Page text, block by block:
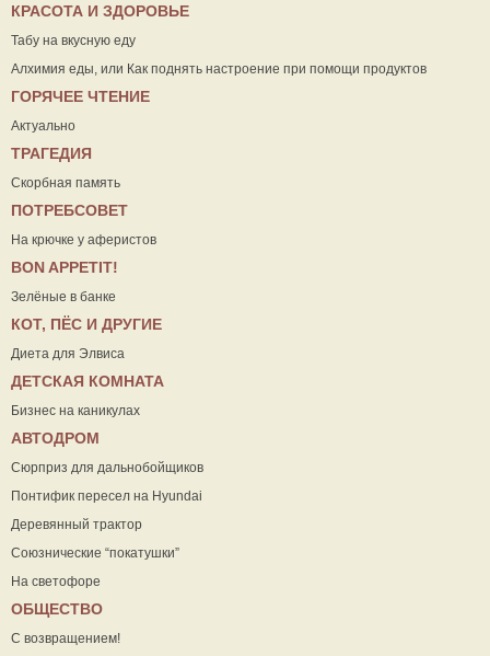
КРАСОТА И ЗДОРОВЬЕ
Табу на вкусную еду
Алхимия еды, или Как поднять настроение при помощи продуктов
ГОРЯЧЕЕ ЧТЕНИЕ
Актуально
ТРАГЕДИЯ
Скорбная память
ПОТРЕБСОВЕТ
На крючке у аферистов
ВON APPETIT!
Зелёные в банке
КОТ, ПЁС И ДРУГИЕ
Диета для Элвиса
ДЕТСКАЯ КОМНАТА
Бизнес на каникулах
АВТОДРОМ
Сюрприз для дальнобойщиков
Понтифик пересел на Hyundai
Деревянный трактор
Союзнические “покатушки”
На светофоре
ОБЩЕСТВО
С возвращением!